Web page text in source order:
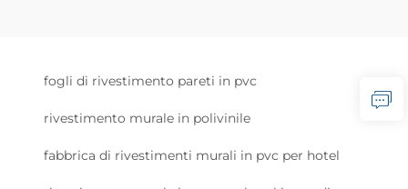
fogli di rivestimento pareti in pvc
rivestimento murale in polivinile
fabbrica di rivestimenti murali in pvc per hotel